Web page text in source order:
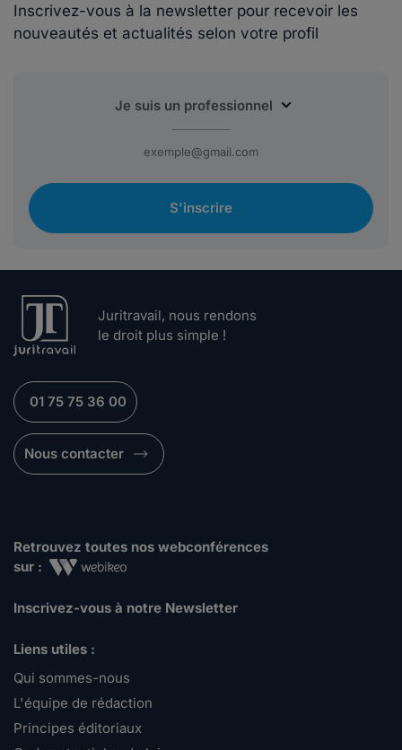
Inscrivez-vous à la newsletter pour recevoir les
nouveautés et actualités selon votre profil
S'inscrire
Juritravail, nous rendons
le droit plus simple !
01 75 75 36 00
Nous contacter
Retrouvez toutes nos webconférences
sur :
Inscrivez-vous à notre Newsletter
Liens utiles :
Qui sommes-nous
L'équipe de rédaction
Principes éditoriaux